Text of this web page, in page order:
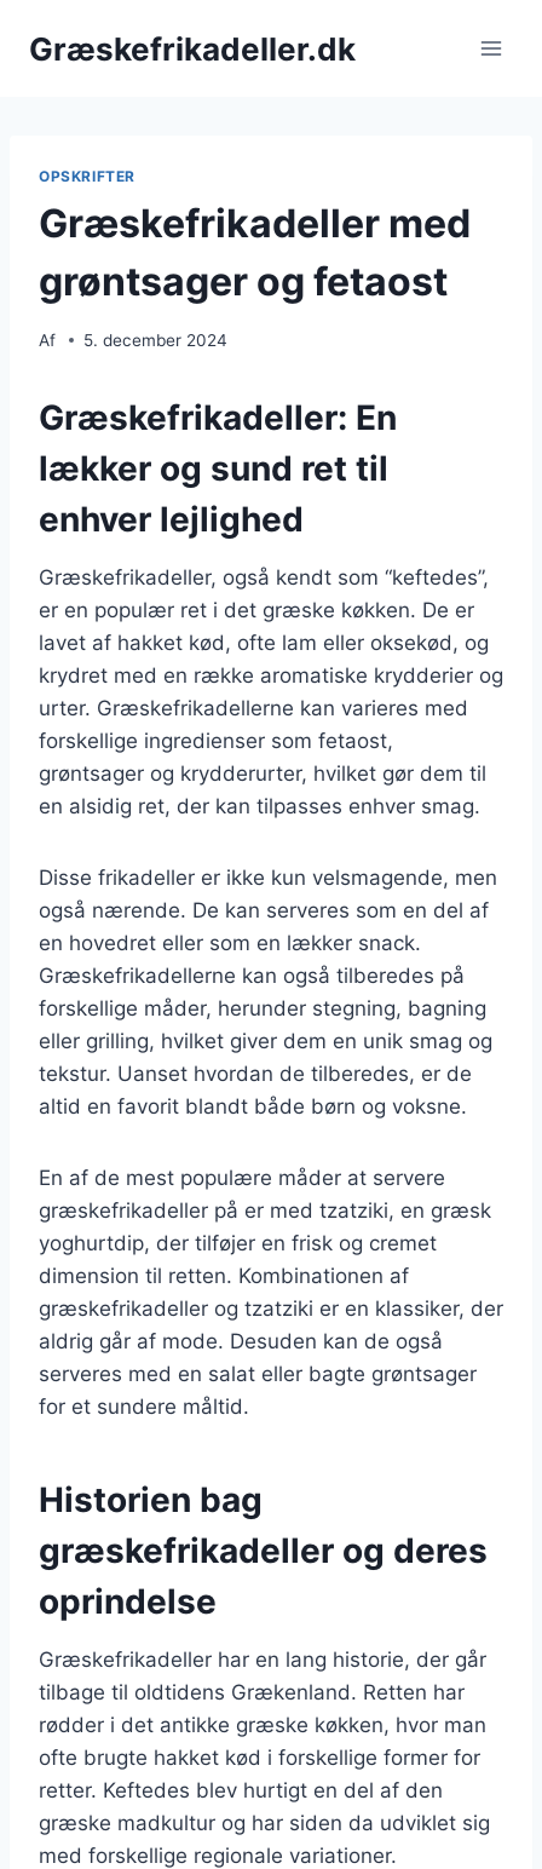
Græskefrikadeller.dk
OPSKRIFTER
Græskefrikadeller med
grøntsager og fetaost
Af 5. december 2024
Græskefrikadeller: En
lækker og sund ret til
enhver lejlighed
Græskefrikadeller, også kendt som “keftedes”,
er en populær ret i det græske køkken. De er
lavet af hakket kød, ofte lam eller oksekød, og
krydret med en række aromatiske krydderier og
urter. Græskefrikadellerne kan varieres med
forskellige ingredienser som fetaost,
grøntsager og krydderurter, hvilket gør dem til
en alsidig ret, der kan tilpasses enhver smag.
Disse frikadeller er ikke kun velsmagende, men
også nærende. De kan serveres som en del af
en hovedret eller som en lækker snack.
Græskefrikadellerne kan også tilberedes på
forskellige måder, herunder stegning, bagning
eller grilling, hvilket giver dem en unik smag og
tekstur. Uanset hvordan de tilberedes, er de
altid en favorit blandt både børn og voksne.
En af de mest populære måder at servere
græskefrikadeller på er med tzatziki, en græsk
yoghurtdip, der tilføjer en frisk og cremet
dimension til retten. Kombinationen af
græskefrikadeller og tzatziki er en klassiker, der
aldrig går af mode. Desuden kan de også
serveres med en salat eller bagte grøntsager
for et sundere måltid.
Historien bag
græskefrikadeller og deres
oprindelse
Græskefrikadeller har en lang historie, der går
tilbage til oldtidens Grækenland. Retten har
rødder i det antikke græske køkken, hvor man
ofte brugte hakket kød i forskellige former for
retter. Keftedes blev hurtigt en del af den
græske madkultur og har siden da udviklet sig
med forskellige regionale variationer.